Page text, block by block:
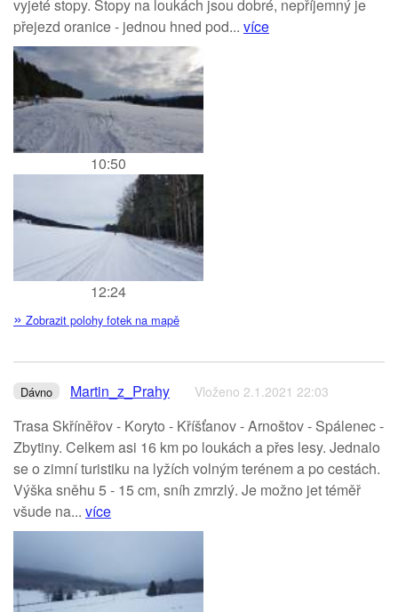
vyjeté stopy. Stopy na loukách jsou dobré, nepříjemný je
přejezd oranice - jednou hned pod... více
10:50
12:24
» Zobrazit polohy fotek na mapě
Dávno Martin_z_Prahy Vloženo 2.1.2021 22:03
Trasa Skříněřov - Koryto - Kříšťanov - Arnoštov - Spálenec -
Zbytiny. Celkem asi 16 km po loukách a přes lesy. Jednalo
se o zimní turistiku na lyžích volným terénem a po cestách.
Výška sněhu 5 - 15 cm, sníh zmrzlý. Je možno jet téměř
všude na... více